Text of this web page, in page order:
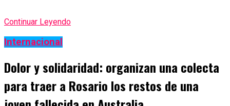
Continuar Leyendo
Internacional
Dolor y solidaridad: organizan una colecta
para traer a Rosario los restos de una